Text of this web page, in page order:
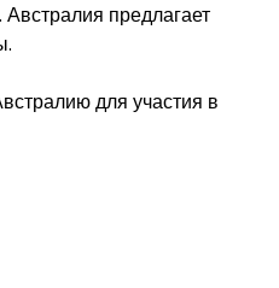
предлагает
для участия в